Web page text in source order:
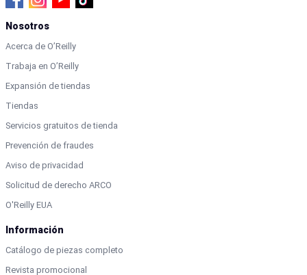
Nosotros
Acerca de O’Reilly
Trabaja en O’Reilly
Expansión de tiendas
Tiendas
Servicios gratuitos de tienda
Prevención de fraudes
Aviso de privacidad
Solicitud de derecho ARCO
O'Reilly EUA
Información
Catálogo de piezas completo
Revista promocional